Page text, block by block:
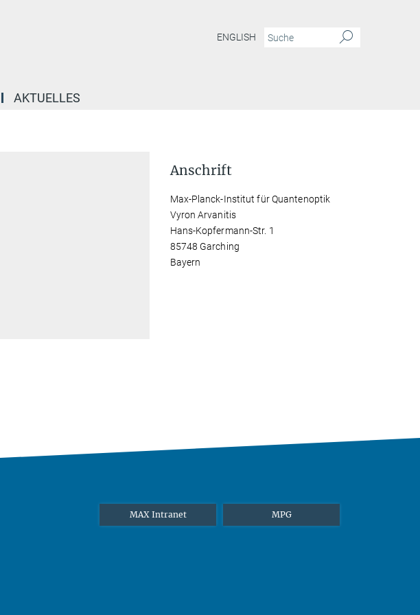
ENGLISH
AKTUELLES
Anschrift
Max-Planck-Institut für Quantenoptik
Vyron Arvanitis
Hans-Kopfermann-Str. 1
85748 Garching
Bayern
MAX Intranet MPG